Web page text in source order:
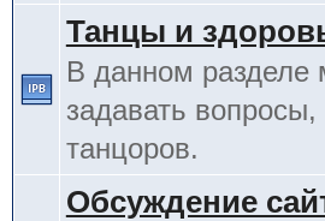
Танцы и
В данном разделе
задавать
танцоров.
Обсуждение